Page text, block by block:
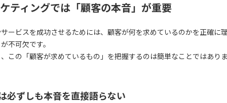
ティングでは「顧客の本音」が重要
ービスを成功させるためには、顧客が何を求めているのかを正確に
不可欠です。
この「顧客が求めているもの」を把握するのは簡単なことではあり
必ずしも本音を直接語らない